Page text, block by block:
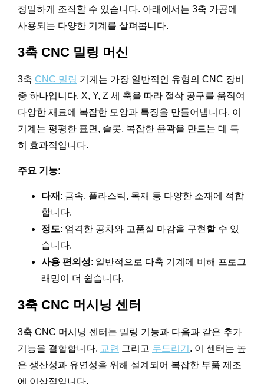
정밀하게 조작할 수 있습니다. 아래에서는 3축 가공에
사용되는 다양한 기계를 살펴봅니다.
3축 CNC 밀링 머신
3축 CNC 밀링 기계는 가장 일반적인 유형의 CNC 장비
중 하나입니다. X, Y, Z 세 축을 따라 절삭 공구를 움직여
다양한 재료에 복잡한 모양과 특징을 만들어냅니다. 이
기계는 평평한 표면, 슬롯, 복잡한 윤곽을 만드는 데 특
히 효과적입니다.
주요 기능:
다재 : 금속, 플라스틱, 목재 등 다양한 소재에 적합
합니다.
정도: 엄격한 공차와 고품질 마감을 구현할 수 있
습니다.
사용 편의성: 일반적으로 다축 기계에 비해 프로그
래밍이 더 쉽습니다.
3축 CNC 머시닝 센터
3축 CNC 머시닝 센터는 밀링 기능과 다음과 같은 추가
기능을 결합합니다. 교련 그리고 두드리기 . 이 센터는 높
은 생산성과 유연성을 위해 설계되어 복잡한 부품 제조
에 이상적입니다.